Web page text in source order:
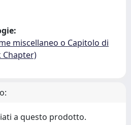
miscellaneo o Capitolo di
Chapter)
a questo prodotto.